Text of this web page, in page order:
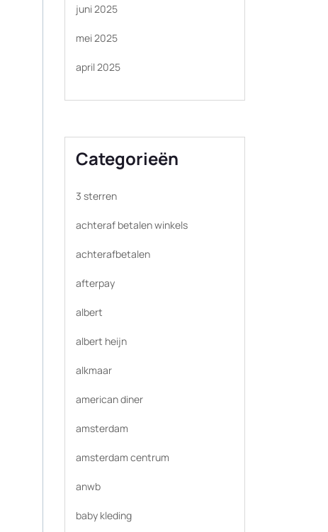
juni 2025
mei 2025
april 2025
Categorieën
3 sterren
achteraf betalen winkels
achterafbetalen
afterpay
albert
albert heijn
alkmaar
american diner
amsterdam
amsterdam centrum
anwb
baby kleding